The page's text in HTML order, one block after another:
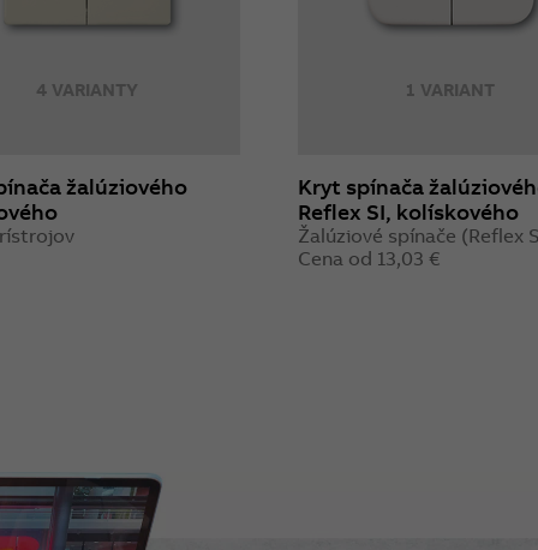
4 VARIANTY
žalúziového
1 VARIANT
Kryt spínača
Reflex SI, kolískového
Žalúziové spínače (Reflex
Cena od 13,03 €